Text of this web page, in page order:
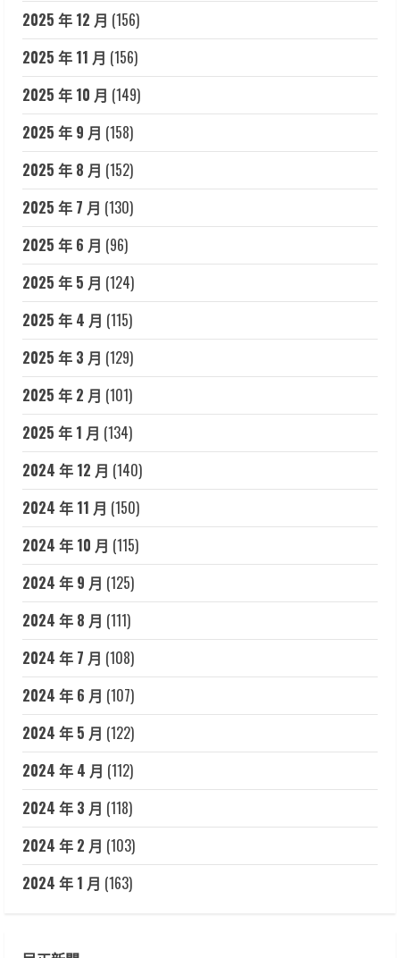
2025 年 12 月 (156)
2025 年 11 月 (156)
2025 年 10 月 (149)
2025 年 9 月 (158)
2025 年 8 月 (152)
2025 年 7 月 (130)
2025 年 6 月 (96)
2025 年 5 月 (124)
2025 年 4 月 (115)
2025 年 3 月 (129)
2025 年 2 月 (101)
2025 年 1 月 (134)
2024 年 12 月 (140)
2024 年 11 月 (150)
2024 年 10 月 (115)
2024 年 9 月 (125)
2024 年 8 月 (111)
2024 年 7 月 (108)
2024 年 6 月 (107)
2024 年 5 月 (122)
2024 年 4 月 (112)
2024 年 3 月 (118)
2024 年 2 月 (103)
2024 年 1 月 (163)